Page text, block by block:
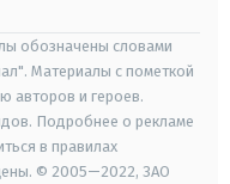
обозначены словами
Материалы с пометкой
авторов и героев.
Подробнее о рекламе
в правилах
© 2005—2022, ЗАО